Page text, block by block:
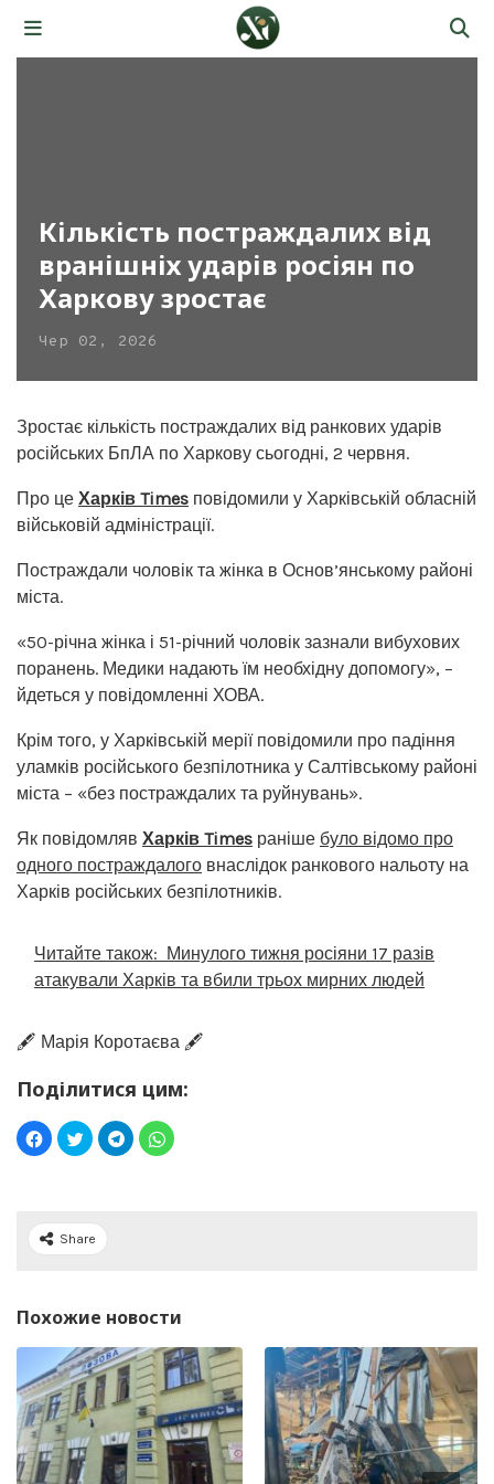
Кількість постраждалих від
вранішніх ударів росіян по
Харкову зростає
Чер 02, 2026
Зростає кількість постраждалих від ранкових ударів
російських БпЛА по Харкову сьогодні, 2 червня.
Про це Харків Times повідомили у Харківській обласній
військовій адміністрації.
Постраждали чоловік та жінка в Основ’янському районі
міста.
«50-річна жінка і 51-річний чоловік зазнали вибухових
поранень. Медики надають їм необхідну допомогу», –
йдеться у повідомленні ХОВА.
Крім того, у Харківській мерії повідомили про падіння
уламків російського безпілотника у Салтівському районі
міста – «без постраждалих та руйнувань».
Як повідомляв Харків Times раніше було відомо про
одного постраждалого внаслідок ранкового нальоту на
Харків російських безпілотників.
Читайте також: Минулого тижня росіяни 17 разів
атакували Харків та вбили трьох мирних людей
🖋️ Марія Коротаєва 🖋️
Поділитися цим:
Share
Похожие новости